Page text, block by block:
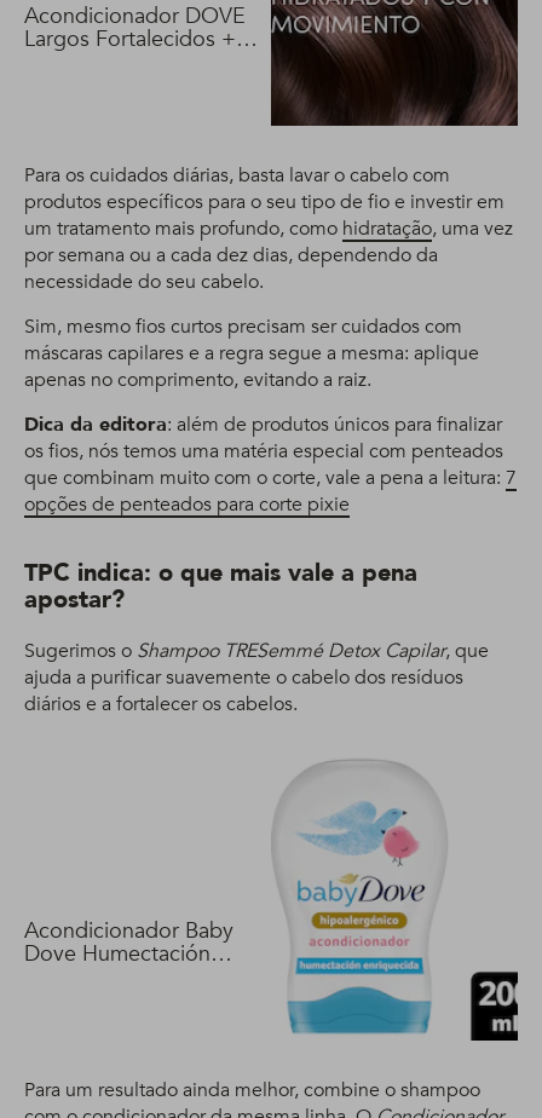
Acondicionador DOVE
Largos Fortalecidos +
Para os cuidados diárias, basta lavar o cabelo com
produtos específicos para o seu tipo de fio e investir em
um tratamento mais profundo, como hidratação, uma vez
por semana ou a cada dez dias, dependendo da
necessidade do seu cabelo.
Sim, mesmo fios curtos precisam ser cuidados com
máscaras capilares e a regra segue a mesma: aplique
apenas no comprimento, evitando a raiz.
Dica da editora: além de produtos únicos para finalizar
os fios, nós temos uma matéria especial com penteados
que combinam muito com o corte, vale a pena a leitura: 7
opções de penteados para corte pixie
TPC indica: o que mais vale a pena
apostar?
Sugerimos o Shampoo TRESemmé Detox Capilar, que
ajuda a purificar suavemente o cabelo dos resíduos
diários e a fortalecer os cabelos.
Acondicionador Baby
Dove Humectación
Para um resultado ainda melhor, combine o shampoo